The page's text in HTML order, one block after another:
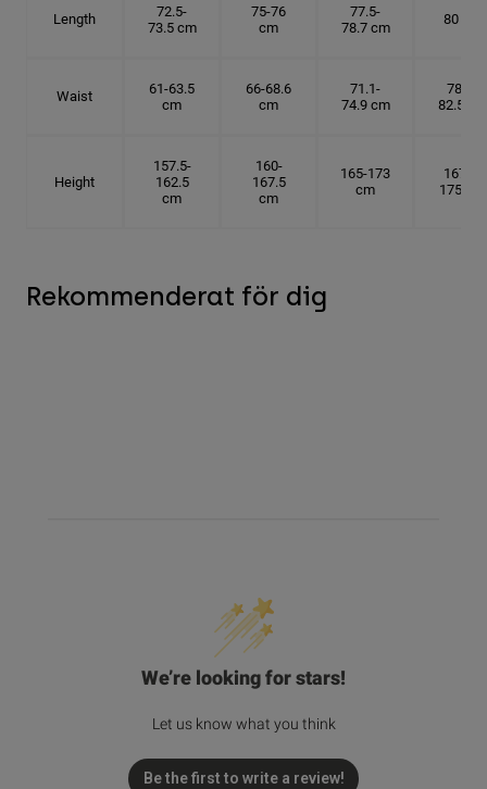
Length
72.5-
73.5 cm
75-76
cm
77.5-
78.7 cm
80 cm
Waist
61-63.5
cm
66-68.6
cm
71.1-
74.9 cm
78.7-
82.5 cm
Height
157.5-
162.5
cm
160-
167.5
cm
165-173
cm
167.5-
175 cm
Rekommenderat för dig
We’re looking for stars!
Let us know what you think
Be the first to write a review!